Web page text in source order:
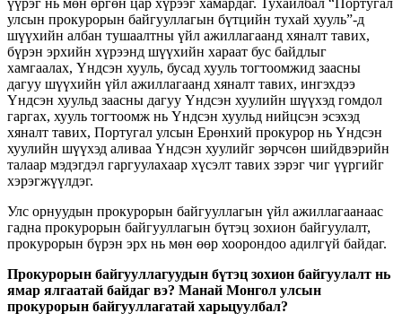
улсын прокурорын байгууллагын бүтцийн тухай хууль”-д
шүүхийн албан тушаалтны үйл ажиллагаанд хяналт тавих,
бүрэн эрхийн хүрээнд шүүхийн хараат бус байдлыг
хамгаалах, Үндсэн хууль, бусад хууль тогтоомжид заасны
дагуу шүүхийн үйл ажиллагаанд хяналт тавих, ингэхдээ
Үндсэн хуульд заасны дагуу Үндсэн хуулийн шүүхэд гомдол
гаргах, хууль тогтоомж нь Үндсэн хуульд нийцсэн эсэхэд
хяналт тавих, Португал улсын Ерөнхий прокурор нь Үндсэн
хуулийн шүүхэд аливаа Үндсэн хуулийг зөрчсөн шийдвэрийн
талаар мэдэгдэл гаргуулахаар хүсэлт тавих зэрэг чиг үүргийг
хэрэгжүүлдэг.
Улс орнуудын прокурорын байгууллагын үйл ажиллагаанаас
гадна прокурорын байгууллагын бүтэц зохион байгуулалт,
прокурорын бүрэн эрх нь мөн өөр хоорондоо адилгүй байдаг.
Прокурорын байгууллагуудын бүтэц зохион байгуулалт нь
ямар ялгаатай байдаг вэ? Манай Монгол улсын
прокурорын байгууллагатай харьцуулбал?